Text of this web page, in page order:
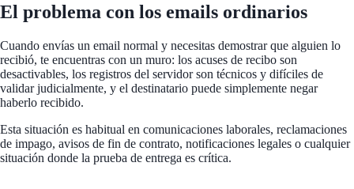
El problema con los emails ordinarios
Cuando envías un email normal y necesitas demostrar que alguien lo
recibió, te encuentras con un muro: los acuses de recibo son
desactivables, los registros del servidor son técnicos y difíciles de
validar judicialmente, y el destinatario puede simplemente negar
haberlo recibido.
Esta situación es habitual en comunicaciones laborales, reclamaciones
de impago, avisos de fin de contrato, notificaciones legales o cualquier
situación donde la prueba de entrega es crítica.